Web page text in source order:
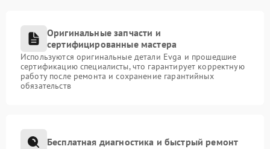
Оригинальные запчасти и
сертифицированные мастера
Используются оригинальные детали Evga и прошедшие
сертификацию специалисты, что гарантирует корректную
работу после ремонта и сохранение гарантийных
обязательств
Бесплатная диагностика и быстрый ремонт